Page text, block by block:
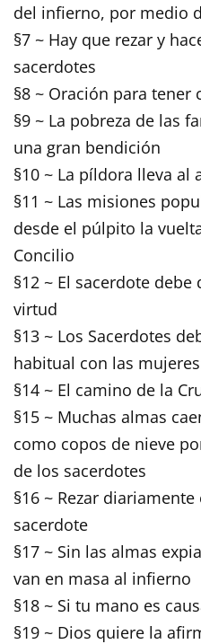
del infierno, por medio
§7 ~ Hay que rezar y
sacerdotes
§8 ~ Oración para tener
§9 ~ La pobreza de las
una gran bendición
§10 ~ La píldora lleva al
§11 ~ Las misiones
desde el púlpito la
Concilio
§12 ~ El sacerdote
virtud
§13 ~ Los Sacerdotes
habitual con las
§14 ~ El camino de la
§15 ~ Muchas almas
como copos de nieve
de los sacerdotes
§16 ~ Rezar
sacerdote
§17 ~ Sin las almas
van en masa al infierno
§18 ~ Si tu mano es
§19 ~ Dios quiere la